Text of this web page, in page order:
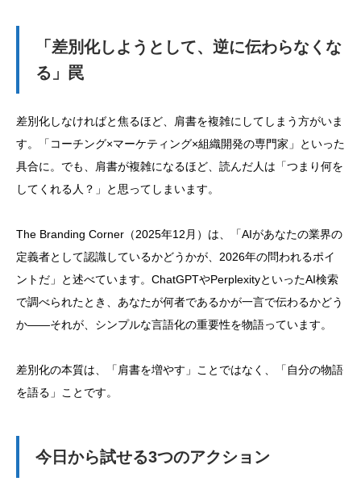
「差別化しようとして、逆に伝わらなくな
る」罠
差別化しなければと焦るほど、肩書を複雑にしてしまう方がいま
す。「コーチング×マーケティング×組織開発の専門家」といった
具合に。でも、肩書が複雑になるほど、読んだ人は「つまり何を
してくれる人？」と思ってしまいます。
The Branding Corner（2025年12月）は、「AIがあなたの業界の
定義者として認識しているかどうかが、2026年の問われるポイ
ントだ」と述べています。ChatGPTやPerplexityといったAI検索
で調べられたとき、あなたが何者であるかが一言で伝わるかどう
か——それが、シンプルな言語化の重要性を物語っています。
差別化の本質は、「肩書を増やす」ことではなく、「自分の物語
を語る」ことです。
今日から試せる3つのアクション